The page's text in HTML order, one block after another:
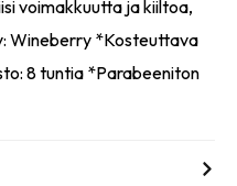
voimakkuutta ja kiiltoa,
Wineberry *Kosteuttava
8 tuntia *Parabeeniton